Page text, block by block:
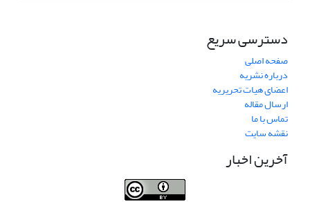
دسترسی سریع
صفحه اصلی
درباره نشریه
اعضای هیات تحریریه
ارسال مقاله
تماس با ما
نقشه سایت
آخرین اخبار